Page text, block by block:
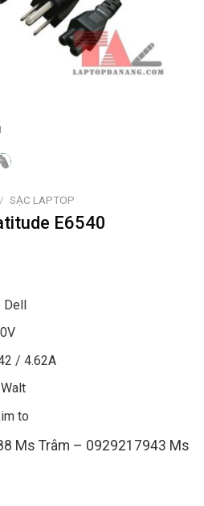
/ SẠC LAPTOP
E6540
Dell
/ 4.62A
to
Ms Trâm – 0929217943 Ms